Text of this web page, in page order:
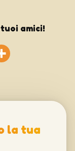
amici!
la tua